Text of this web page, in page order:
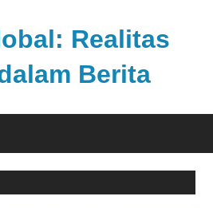
Realitas
Berita